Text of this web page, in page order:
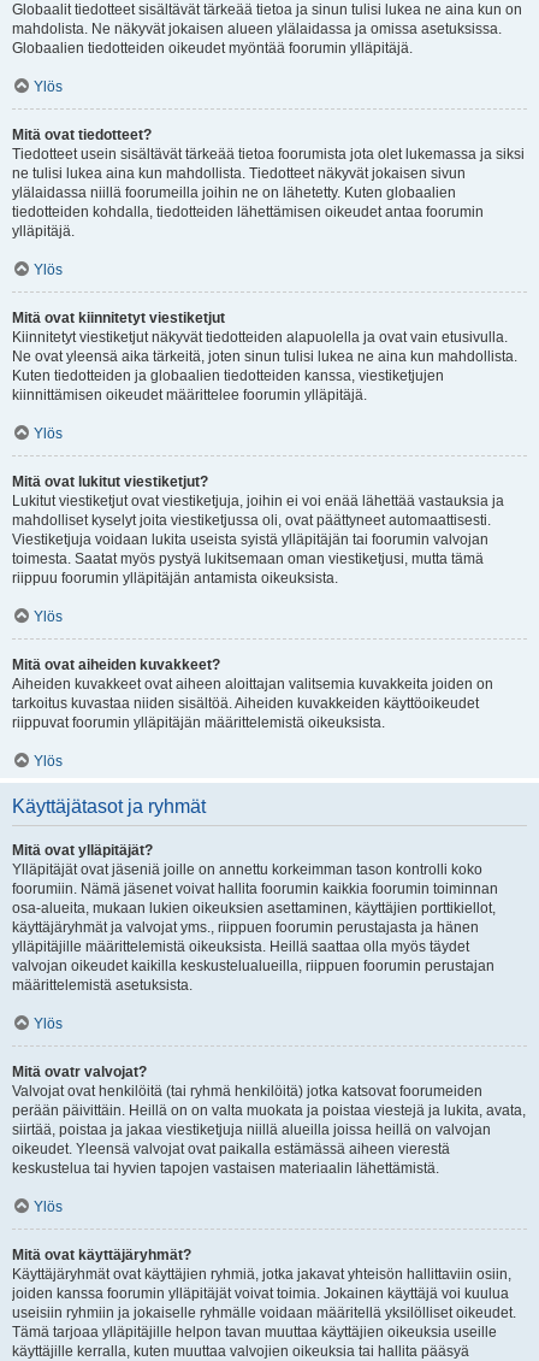
Globaalit tiedotteet sisältävät tärkeää tietoa ja sinun tulisi lukea ne aina kun on
mahdolista. Ne näkyvät jokaisen alueen ylälaidassa ja omissa asetuksissa.
Globaalien tiedotteiden oikeudet myöntää foorumin ylläpitäjä.
Ylös
Mitä ovat tiedotteet?
Tiedotteet usein sisältävät tärkeää tietoa foorumista jota olet lukemassa ja siksi
ne tulisi lukea aina kun mahdollista. Tiedotteet näkyvät jokaisen sivun
ylälaidassa niillä foorumeilla joihin ne on lähetetty. Kuten globaalien
tiedotteiden kohdalla, tiedotteiden lähettämisen oikeudet antaa foorumin
ylläpitäjä.
Ylös
Mitä ovat kiinnitetyt viestiketjut
Kiinnitetyt viestiketjut näkyvät tiedotteiden alapuolella ja ovat vain etusivulla.
Ne ovat yleensä aika tärkeitä, joten sinun tulisi lukea ne aina kun mahdollista.
Kuten tiedotteiden ja globaalien tiedotteiden kanssa, viestiketjujen
kiinnittämisen oikeudet määrittelee foorumin ylläpitäjä.
Ylös
Mitä ovat lukitut viestiketjut?
Lukitut viestiketjut ovat viestiketjuja, joihin ei voi enää lähettää vastauksia ja
mahdolliset kyselyt joita viestiketjussa oli, ovat päättyneet automaattisesti.
Viestiketjuja voidaan lukita useista syistä ylläpitäjän tai foorumin valvojan
toimesta. Saatat myös pystyä lukitsemaan oman viestiketjusi, mutta tämä
riippuu foorumin ylläpitäjän antamista oikeuksista.
Ylös
Mitä ovat aiheiden kuvakkeet?
Aiheiden kuvakkeet ovat aiheen aloittajan valitsemia kuvakkeita joiden on
tarkoitus kuvastaa niiden sisältöä. Aiheiden kuvakkeiden käyttöoikeudet
riippuvat foorumin ylläpitäjän määrittelemistä oikeuksista.
Ylös
Käyttäjätasot ja ryhmät
Mitä ovat ylläpitäjät?
Ylläpitäjät ovat jäseniä joille on annettu korkeimman tason kontrolli koko
foorumiin. Nämä jäsenet voivat hallita foorumin kaikkia foorumin toiminnan
osa-alueita, mukaan lukien oikeuksien asettaminen, käyttäjien porttikiellot,
käyttäjäryhmät ja valvojat yms., riippuen foorumin perustajasta ja hänen
ylläpitäjille määrittelemistä oikeuksista. Heillä saattaa olla myös täydet
valvojan oikeudet kaikilla keskustelualueilla, riippuen foorumin perustajan
määrittelemistä asetuksista.
Ylös
Mitä ovatr valvojat?
Valvojat ovat henkilöitä (tai ryhmä henkilöitä) jotka katsovat foorumeiden
perään päivittäin. Heillä on on valta muokata ja poistaa viestejä ja lukita, avata,
siirtää, poistaa ja jakaa viestiketjuja niillä alueilla joissa heillä on valvojan
oikeudet. Yleensä valvojat ovat paikalla estämässä aiheen vierestä
keskustelua tai hyvien tapojen vastaisen materiaalin lähettämistä.
Ylös
Mitä ovat käyttäjäryhmät?
Käyttäjäryhmät ovat käyttäjien ryhmiä, jotka jakavat yhteisön hallittaviin osiin,
joiden kanssa foorumin ylläpitäjät voivat toimia. Jokainen käyttäjä voi kuulua
useisiin ryhmiin ja jokaiselle ryhmälle voidaan määritellä yksilölliset oikeudet.
Tämä tarjoaa ylläpitäjille helpon tavan muuttaa käyttäjien oikeuksia useille
käyttäjille kerralla, kuten muuttaa valvojien oikeuksia tai hallita pääsyä